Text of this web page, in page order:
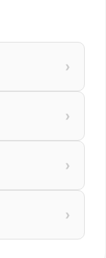
›
›
›
›